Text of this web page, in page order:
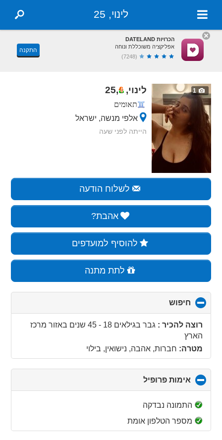
לינוי, 25
הכרויות DATELAND
אפליקציה משוכללת ונוחה
(7248)
התקנה
1 לינוי, ,
25
תאומים
אלפי מנשה, ישראל
הייתה לפני שעה
לשלוח הודעה
אהבת?
להוסיף למועדפים
לתת מתנה
חיפוש
to
collapseרוצה להכיר : גבר בגילאים 18 - 45 שנים באזור מרכז
הארץ
מטרה: חברות, אהבה, נישואין, בילוי
אימות פרופיל
to
התמונה נבדקה
מספר הטלפון אומת